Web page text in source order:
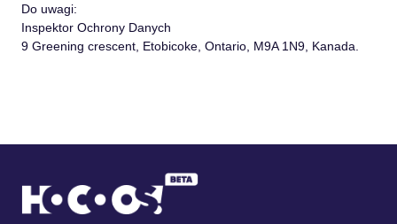
Do uwagi:
Inspektor Ochrony Danych
9 Greening crescent, Etobicoke, Ontario, M9A 1N9, Kanada.